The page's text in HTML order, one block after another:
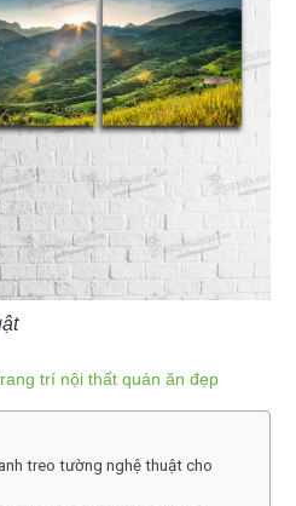
trí nội thất quán ăn đẹp
treo tường nghệ thuật cho